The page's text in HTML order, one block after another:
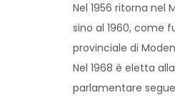
Nel 1956 ritorna nel
sino al 1960, come
provinciale di
Nel 1968 è eletta
parlamentare